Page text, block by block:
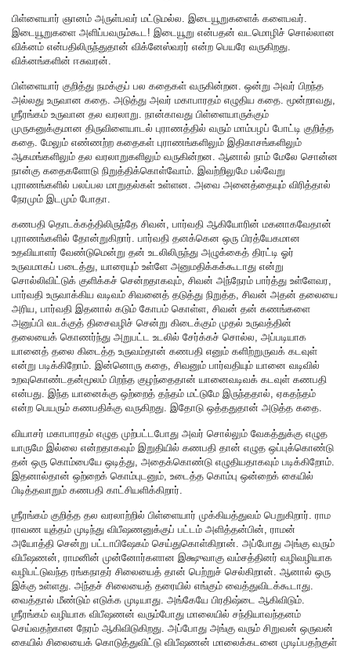
பிள்ளையார் ஞானம் அருள்பவர் மட்டுமல்ல. இடையூறுகளைக் களைபவர்.
இடையூறுகளை அளிப்பவரும்கூட! இடையூறு என்பதன் வடமொழிச் சொல்லான
விக்னம் என்பதிலிருந்துதான் விக்னேஸ்வரர் என்ற பெயரே வருகிறது.
விக்னங்களின் ஈசுவரன்.
பிள்ளையார் குறித்து நமக்குப் பல கதைகள் வருகின்றன. ஒன்று அவர் பிறந்த
அல்லது உருவான கதை. அடுத்து அவர் மகாபாரதம் எழுதிய கதை. மூன்றாவது,
ஶ்ரீரங்கம் உருவான தல வரலாறு. நான்காவது பிள்ளையாருக்கும்
முருகனுக்குமான திருவிளையாடல் புராணத்தில் வரும் மாம்பழப் போட்டி குறித்த
கதை. மேலும் எண்ணற்ற கதைகள் புராணங்களிலும் இதிகாசங்களிலும்
ஆகமங்களிலும் தல வரலாறுகளிலும் வருகின்றன. ஆனால் நாம் மேலே சொன்ன
நான்கு கதைகளோடு நிறுத்திக்கொள்வோம். இவற்றிலுமே பல்வேறு
புராணங்களில் பலப்பல மாறுதல்கள் உள்ளன. அவை அனைத்தையும் விரித்தால்
நேரமும் இடமும் போதா.
கணபதி தொடக்கத்திலிருந்தே சிவன், பார்வதி ஆகியோரின் மகனாகவேதான்
புராணங்களில் தோன்றுகிறார். பார்வதி தனக்கென ஒரு பிரத்யேகமான
உதவியாளர் வேண்டுமென்று தன் உடலிலிருந்து அழுக்கைத் திரட்டி ஓர்
உருவமாகப் படைத்து, யாரையும் உள்ளே அனுமதிக்கக்கூடாது என்று
சொல்லிவிட்டுக் குளிக்கச் சென்றதாகவும், சிவன் அந்நேரம் பார்த்து உள்ளேவர,
பார்வதி உருவாக்கிய வடிவம் சிவனைத் தடுத்து நிறுத்த, சிவன் அதன் தலையை
அரிய, பார்வதி இதனால் கடும் கோபம் கொள்ள, சிவன் தன் கணங்களை
அனுப்பி வடக்குத் திசைவழிச் சென்று கிடைக்கும் முதல் உருவத்தின்
தலையைக் கொணர்ந்து அறுபட்ட உடலில் சேர்க்கச் சொல்ல, அப்படியாக
யானைத் தலை கிடைத்த உருவம்தான் கணபதி எனும் களிற்றுருவக் கடவுள்
என்று படிக்கிறோம். இன்னொரு கதை, சிவனும் பார்வதியும் யானை வடிவில்
உறவுகொண்டதன்மூலம் பிறந்த குழந்தைதான் யானைவடிவக் கடவுள் கணபதி
என்பது. இந்த யானைக்கு ஒற்றைத் தந்தம் மட்டுமே இருந்ததால், ஏகதந்தம்
என்ற பெயரும் கணபதிக்கு வருகிறது. இதோடு ஒத்ததுதான் அடுத்த கதை.
வியாசர் மகாபாரதம் எழுத முற்பட்டபோது அவர் சொல்லும் வேகத்துக்கு எழுத
யாருமே இல்லை என்றதாகவும் இறுதியில் கணபதி தான் எழுத ஒப்புக்கொண்டு
தன் ஒரு கொம்பையே ஒடித்து, அதைக்கொண்டு எழுதியதாகவும் படிக்கிறோம்.
இதனால்தான் ஒற்றைக் கொம்புடனும், உடைத்த கொம்பு ஒன்றைக் கையில்
பிடித்தவாறும் கணபதி காட்சியளிக்கிறார்.
ஶ்ரீரங்கம் குறித்த தல வரலாற்றில் பிள்ளையார் முக்கியத்துவம் பெறுகிறார். ராம
ராவண யுத்தம் முடிந்து விபீஷணனுக்குப் பட்டம் அளித்தன்பின், ராமன்
அயோத்தி சென்று பட்டாபிஷேகம் செய்துகொள்கிறான். அப்போது அங்கு வரும்
விபீஷணன், ராமனின் முன்னோர்களான இக்ஷுவாகு வம்சத்தினர் வழிவழியாக
வழிபட்டுவந்த ரங்கநாதர் சிலையைத் தான் பெற்றுச் செல்கிறான். ஆனால் ஒரு
இக்கு உள்ளது. அந்தச் சிலையைத் தரையில் எங்கும் வைத்துவிடக்கூடாது.
வைத்தால் மீண்டும் எடுக்க முடியாது. அங்கேயே பிரதிஷ்டை ஆகிவிடும்.
ஶ்ரீரங்கம் வழியாக விபீஷணன் வரும்போது மாலையில் சந்தியாவந்தனம்
செய்வதற்கான நேரம் ஆகிவிடுகிறது. அப்போது அங்கு வரும் சிறுவன் ஒருவன்
கையில் சிலையைக் கொடுத்துவிட்டு விபீஷணன் மாலைக்கடனை முடிப்பதற்குள்